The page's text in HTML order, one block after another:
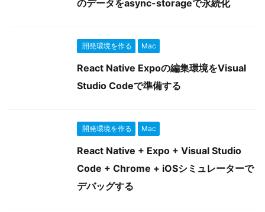
のデータをasync-storageで永続化
開発環境を作る Mac
React Native Expoの編集環境をVisual
Studio Codeで準備する
開発環境を作る Mac
React Native + Expo + Visual Studio
Code + Chrome + iOSシミュレーターで
デバッグする